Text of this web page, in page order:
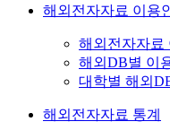
해외전자자료 이용
해외전자자료
해외DB별 이
대학별 해외
해외전자자료 통계